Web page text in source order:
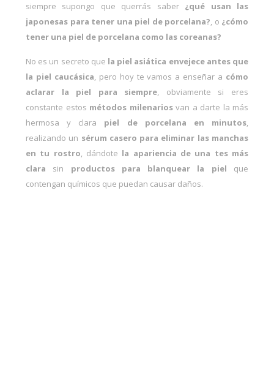
siempre supongo que querrás saber ¿qué usan las
japonesas para tener una piel de porcelana?, o ¿cómo
tener una piel de porcelana como las coreanas?
No es un secreto que la piel asiática envejece antes que
la piel caucásica, pero hoy te vamos a enseñar a cómo
aclarar la piel para siempre, obviamente si eres
constante estos métodos milenariosvan a darte la más
hermosa y clara piel de porcelana en minutos,
realizando un sérum casero para eliminar las manchas
en tu rostro,dándote la apariencia de una tes más
clara sin productos para blanquear la piel que
contengan químicos que puedan causar daños.